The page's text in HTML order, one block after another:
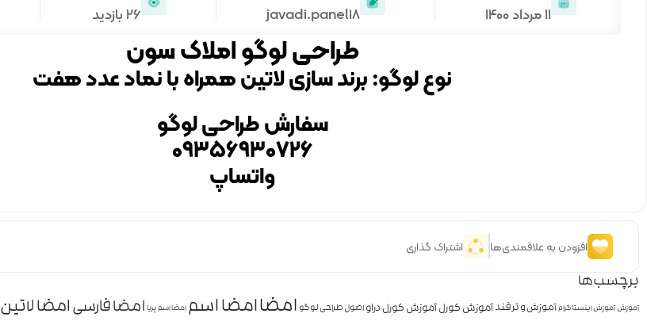
۱۱ مرداد ۱۴۰۰ javadi.panel18 26 بازدید
طراحی لوگو املاک سون
نوع لوگو: برند سازی لاتین همراه با نماد عدد هفت
سفارش طراحی لوگو
۰۹۳۵۶۹۳۰۷۲۶
واتساپ
افزودن به علاقمندی‌ها اشتراک گذاری
برچسب‌ها
آموزشآموزش اینستاگرامآموزش و ترفندآموزش کورلآموزش کورل دراواصول طراحی لوگو امضاامضا اسم امضا اسم پریا امضا فارسیامضا لاتین